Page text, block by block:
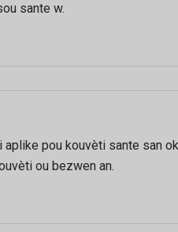
sante w.
pou kouvèti sante san
ou bezwen an.